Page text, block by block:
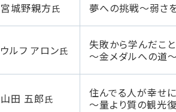
宮城野親方氏 夢への挑戦～弱さ
ウルフ アロン氏
失敗から学んだこと
〜金メダルへの道
山田 五郎氏
住んでる人が幸せに
〜量より質の観光